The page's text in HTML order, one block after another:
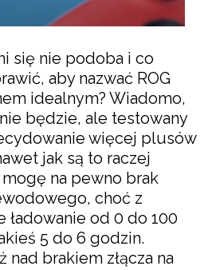
się nie podoba i co
aby nazwać ROG
idealnym? Wiadomo,
będzie, ale testowany
więcej plusów
jak są to raczej
na pewno brak
choć z
od 0 do 100
5 do 6 godzin.
brakiem złącza na